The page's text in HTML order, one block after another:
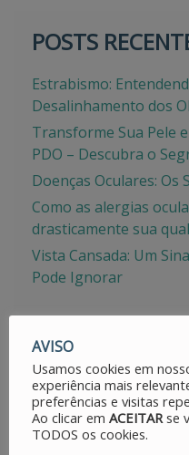
POSTS
Estrabismo:
Desalinhamento dos
Transforme Sua Pele
PDO – Descubra o
Doenças Oculares: Os
Como as alergias
drasticamente sua
Vista Cansada: Um
Pode Ignorar
CATEGORIAS
Avisos
AVISO
Usamos cookies em
experiência mais
preferências e visitas
Ao clicar em ACEITAR se
TODOS os cookies.